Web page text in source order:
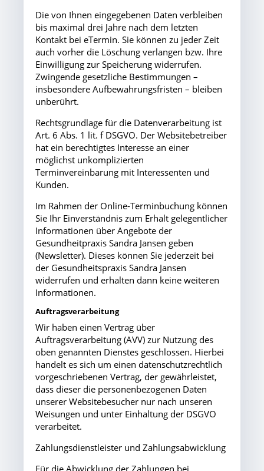
Die von Ihnen eingegebenen Daten verbleiben
bis maximal drei Jahre nach dem letzten
Kontakt bei eTermin. Sie können zu jeder Zeit
auch vorher die Löschung verlangen bzw. Ihre
Einwilligung zur Speicherung widerrufen.
Zwingende gesetzliche Bestimmungen –
insbesondere Aufbewahrungsfristen – bleiben
unberührt.
Rechtsgrundlage für die Datenverarbeitung ist
Art. 6 Abs. 1 lit. f DSGVO. Der Websitebetreiber
hat ein berechtigtes Interesse an einer
möglichst unkomplizierten
Terminvereinbarung mit Interessenten und
Kunden.
Im Rahmen der Online-Terminbuchung können
Sie Ihr Einverständnis zum Erhalt gelegentlicher
Informationen über Angebote der
Gesundheitpraxis Sandra Jansen geben
(Newsletter). Dieses können Sie jederzeit bei
der Gesundheitspraxis Sandra Jansen
widerrufen und erhalten dann keine weiteren
Informationen.
Auftragsverarbeitung
Wir haben einen Vertrag über
Auftragsverarbeitung (AVV) zur Nutzung des
oben genannten Dienstes geschlossen. Hierbei
handelt es sich um einen datenschutzrechtlich
vorgeschriebenen Vertrag, der gewährleistet,
dass dieser die personenbezogenen Daten
unserer Websitebesucher nur nach unseren
Weisungen und unter Einhaltung der DSGVO
verarbeitet.
Zahlungsdienstleister und Zahlungsabwicklung
Für die Abwicklung der Zahlungen bei